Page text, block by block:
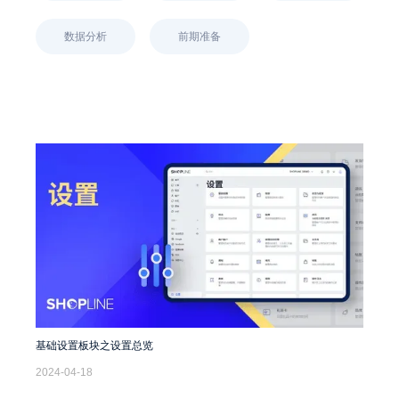
数据分析 前期准备
基础设置板块之设置总览
2024-04-18